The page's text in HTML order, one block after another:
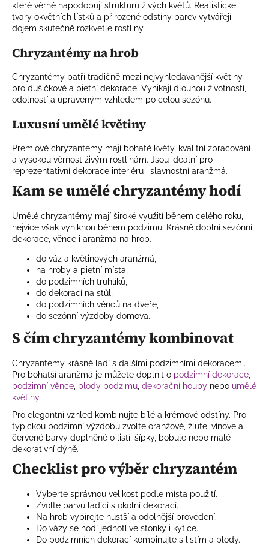
které věrně napodobují strukturu živých květů. Realistické
tvary okvětních lístků a přirozené odstíny barev vytvářejí
dojem skutečně rozkvetlé rostliny.
Chryzantémy na hrob
Chryzantémy patří tradičně mezi nejvyhledávanější květiny
pro dušičkové a pietní dekorace. Vynikají dlouhou životností,
odolností a upraveným vzhledem po celou sezónu.
Luxusní umělé květiny
Prémiové chryzantémy mají bohaté květy, kvalitní zpracování
a vysokou věrnost živým rostlinám. Jsou ideální pro
reprezentativní dekorace interiéru i slavnostní aranžmá.
Kam se umělé chryzantémy hodí
Umělé chryzantémy mají široké využití během celého roku,
nejvíce však vyniknou během podzimu. Krásně doplní sezónní
dekorace, věnce i aranžmá na hrob.
do váz a květinových aranžmá,
na hroby a pietní místa,
do podzimních truhlíků,
do dekorací na stůl,
do podzimních věnců na dveře,
do sezónní výzdoby domova.
S čím chryzantémy kombinovat
Chryzantémy krásně ladí s dalšími podzimními dekoracemi.
Pro bohatší aranžmá je můžete doplnit o podzimní dekorace
podzimní věnce plody podzimu dekorační houby nebo umělé
květiny.
Pro elegantní vzhled kombinujte bílé a krémové odstíny. Pro
typickou podzimní výzdobu zvolte oranžové, žluté, vínové a
červené barvy doplněné o listí, šípky, bobule nebo malé
dekorativní dýně.
Checklist pro výběr chryzantém
Vyberte správnou velikost podle místa použití.
Zvolte barvu ladící s okolní dekorací.
Na hrob vybírejte hustší a odolnější provedení.
Do vázy se hodí jednotlivé stonky i kytice.
Do podzimních dekorací kombinujte s listím a plody.